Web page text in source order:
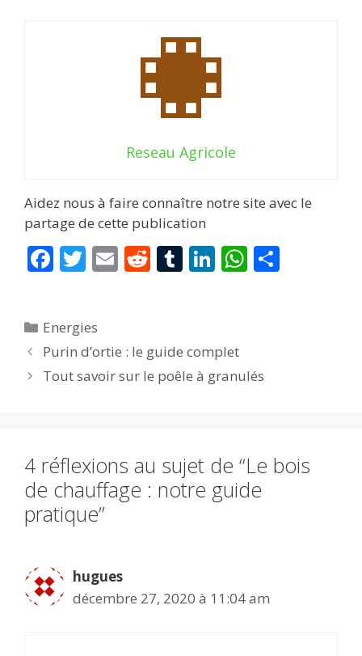
Reseau Agricole
Aidez nous à faire connaître notre site avec le
partage de cette publication
F
b
o
o
T
er
E R
t
T
r
Li
dI
n
W
A
p
Catégories
Energies
Purin d’ortie : le guide complet
Tout savoir sur le poêle à granulés
4 réflexions au sujet de “Le bois
de chauffage : notre guide
pratique”
hugues
décembre 27, 2020 à 11:04 am